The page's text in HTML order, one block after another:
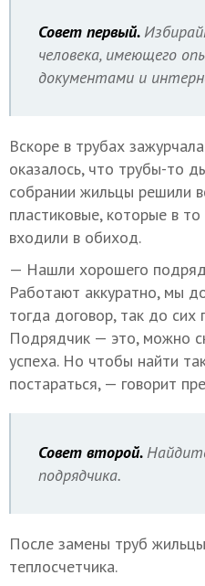
Совет первый.
человека, имеющего
документами и
Вскоре в трубах
оказалось, что трубы-то
собрании жильцы решили
пластиковые, которые в
входили в обиход.
— Нашли хорошего
Работают аккуратно, мы
тогда договор, так до сих
Подрядчик — это, можно
успеха. Но чтобы найти
постараться, — говорит
Совет второй.
подрядчика.
После замены труб
теплосчетчика.